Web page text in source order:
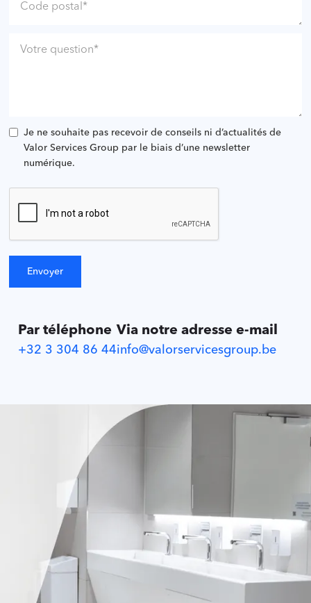
Je ne souhaite pas recevoir de conseils ni d’actualités de
Valor Services Group par le biais d’une newsletter
numérique.
Par téléphone
+32 3 304 86 44
Via notre adresse e-mail
info@valorservicesgroup.be